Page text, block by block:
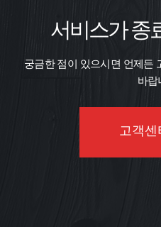
서비스가 종
궁금한 점이 있으시면 언제든
바랍
고객센